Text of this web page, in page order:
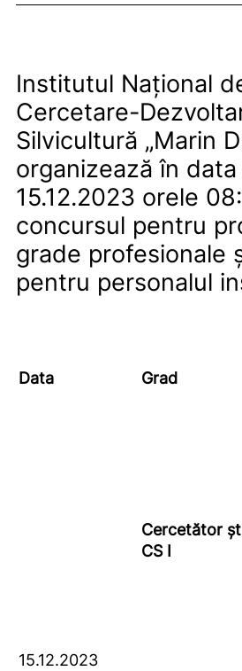
Institutul Național
Cercetare-
Silvicultură „Marin
organizează în
15.12.2023 orele
concursul pentru
grade profesionale
pentru personalul
Data Grad
15.12.2023
Cercetător
CS I